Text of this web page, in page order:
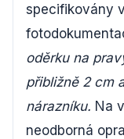
specifikovány
oděrku na
přibližně 2 cm
nárazníku. Na
neodborná